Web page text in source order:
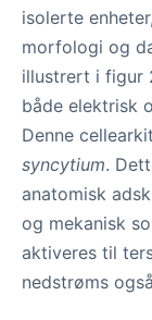
isolerte
morfologi og
illustrert i figur
både elektrisk
Denne
syncytium.
anatomisk
og mekanisk
aktiveres til
nedstrøms